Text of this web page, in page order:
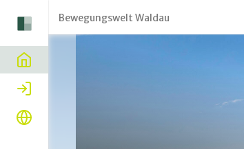
Bewegungswelt Waldau